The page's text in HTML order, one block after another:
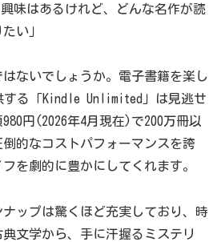
味はあるけれど、どんな名作が読
い」
ないでしょうか。電子書籍を楽し
する「Kindle Unlimited」は見逃せ
円(2026年4月現在)で200万冊以
倒的なコストパフォーマンスを誇
を劇的に豊かにしてくれます。
ップは驚くほど充実しており、時
文学から、手に汗握るミステリ